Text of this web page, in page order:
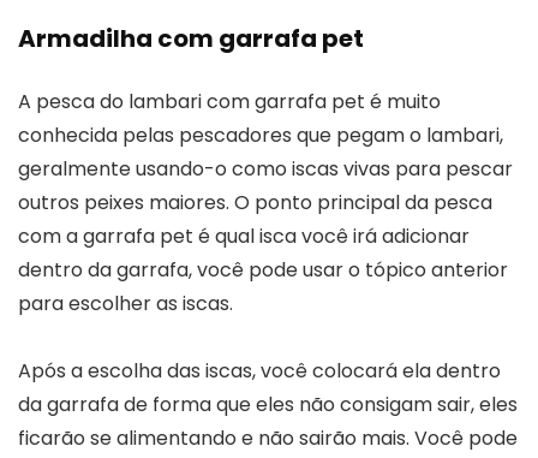
Armadilha com garrafa pet
A pesca do lambari com garrafa pet é muito
conhecida pelas pescadores que pegam o lambari,
geralmente usando-o como iscas vivas para pescar
outros peixes maiores. O ponto principal da pesca
com a garrafa pet é qual isca você irá adicionar
dentro da garrafa, você pode usar o tópico anterior
para escolher as iscas.
Após a escolha das iscas, você colocará ela dentro
da garrafa de forma que eles não consigam sair, eles
ficarão se alimentando e não sairão mais. Você pode